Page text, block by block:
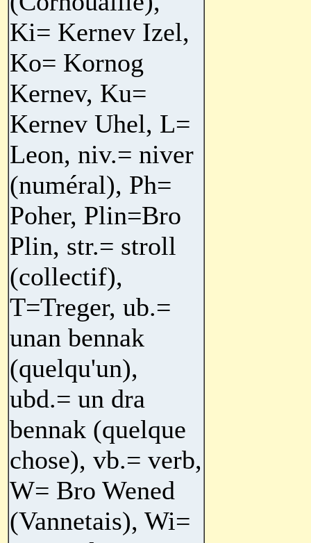
Ki= Kernev Izel,
Ko= Kornog
Kernev, Ku=
Kernev Uhel, L=
Leon, niv.= niver
(numéral), Ph=
Poher, Plin=Bro
Plin, str.= stroll
(collectif),
T=Treger, ub.=
unan bennak
(quelqu'un),
ubd.= un dra
bennak (quelque
chose), vb.= verb,
W= Bro Wened
(Vannetais), Wi=